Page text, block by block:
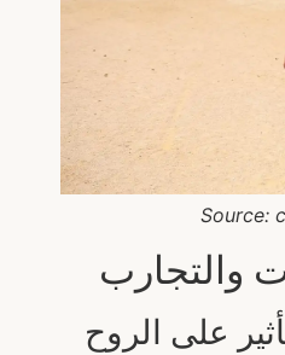
Source:
والتجارب
على الروح